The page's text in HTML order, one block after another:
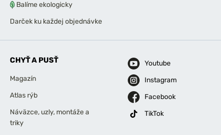
Balíme ekologicky
Darček ku každej objednávke
CHYŤ A PUSŤ
Magazín
Atlas rýb
Náväzce, uzly, montáže a
triky
Youtube
Instagram
Facebook
TikTok